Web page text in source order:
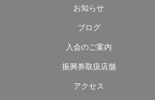
お知らせ
ブログ
入会のご案内
振興券取扱店舗
アクセス